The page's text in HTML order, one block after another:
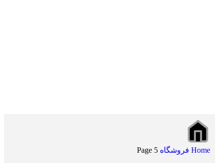
Home فروشگاه Page 5